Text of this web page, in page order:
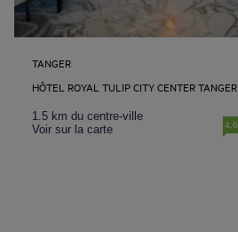
TANGER
HÔTEL ROYAL TULIP CITY CENTER TANGER
1.5 km du centre-ville
Voir sur la carte
4.6